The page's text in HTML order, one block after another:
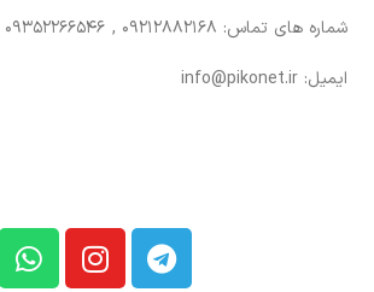
شماره های تماس: 09212882168 , 09352266546
ایمیل: info@pikonet.ir